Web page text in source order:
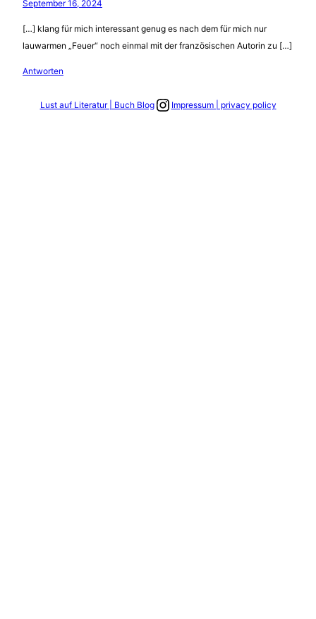
September 16, 2024
[…] klang für mich interessant genug es nach dem für mich nur
lauwarmen „Feuer“ noch einmal mit der französischen Autorin zu […]
Antworten
Lust auf Literatur | Buch BlogLink zum Instagram Account
Impressum | privacy policy